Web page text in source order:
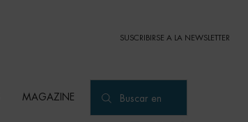
SUSCRIBIRSE A LA NEWSLETTER
MAGAZINE Buscar en